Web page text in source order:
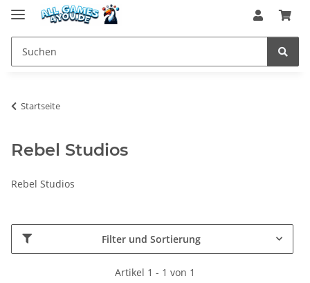
Startseite
Rebel Studios
Rebel Studios
Filter und Sortierung
Artikel 1 - 1 von 1